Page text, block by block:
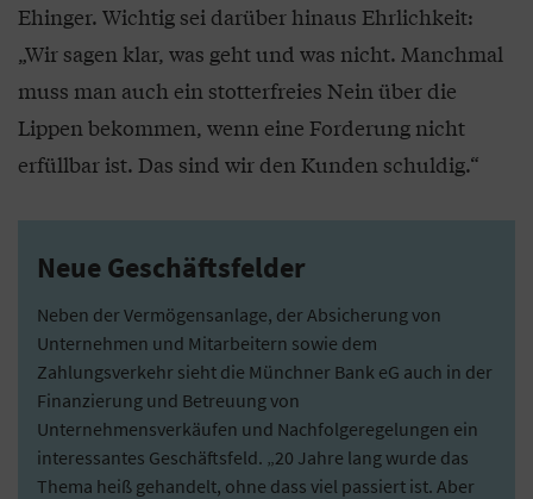
Ehinger. Wichtig sei darüber hinaus Ehrlichkeit:
„Wir sagen klar, was geht und was nicht. Manchmal
muss man auch ein stotterfreies Nein über die
Lippen bekommen, wenn eine Forderung nicht
erfüllbar ist. Das sind wir den Kunden schuldig.“
Neue Geschäftsfelder
Neben der Vermögensanlage, der Absicherung von
Unternehmen und Mitarbeitern sowie dem
Zahlungsverkehr sieht die Münchner Bank eG auch in der
Finanzierung und Betreuung von
Unternehmensverkäufen und Nachfolgeregelungen ein
interessantes Geschäftsfeld. „20 Jahre lang wurde das
Thema heiß gehandelt, ohne dass viel passiert ist. Aber